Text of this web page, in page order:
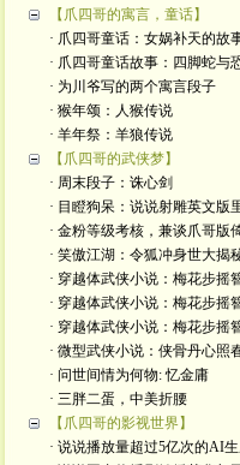
【爪四哥的寓言，童话】
· 爪四哥童话：女娲补天的故
· 爪四哥童话故事：四脚蛇与
· 为川爷写的两个寓言段子
· 猴年颂：人猴传说
· 羊年祭：羊狼传说
【爪四哥的武侠梦】
· 周末段子：诛心剑
· 目瞪狗呆：说说射雕英文版
· 金粉等级考核，兼谈爪哥版
· 笑傲江湖：令狐冲身世大揭
· 穿越体武侠小说：梅花步摇
· 穿越体武侠小说：梅花步摇
· 穿越体武侠小说：梅花步摇
· 微型武侠小说：侠骨丹心照
· 问世间情为何物: 忆金庸
· 三胖二蛋，中美折腰
【爪四哥的影视世界】
· 说说播放量超过5亿次的AI